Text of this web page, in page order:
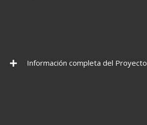
Información completa del Proyecto